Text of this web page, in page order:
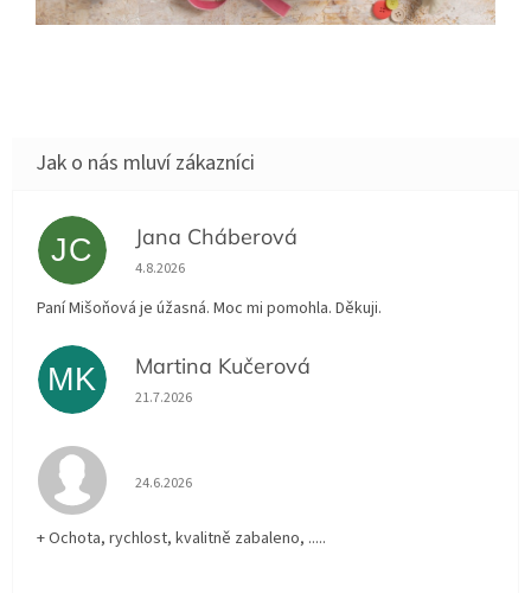
JC Jana Cháberová
Hodnocení obchodu je 5 z 5 hvězdiček.
4.8.2026
Paní Mišoňová je úžasná. Moc mi pomohla. Děkuji.
MK Martina Kučerová
Hodnocení obchodu je 5 z 5 hvězdiček.
21.7.2026
Hodnocení obchodu je 5 z 5 hvězdiček.
24.6.2026
+ Ochota, rychlost, kvalitně zabaleno, .....